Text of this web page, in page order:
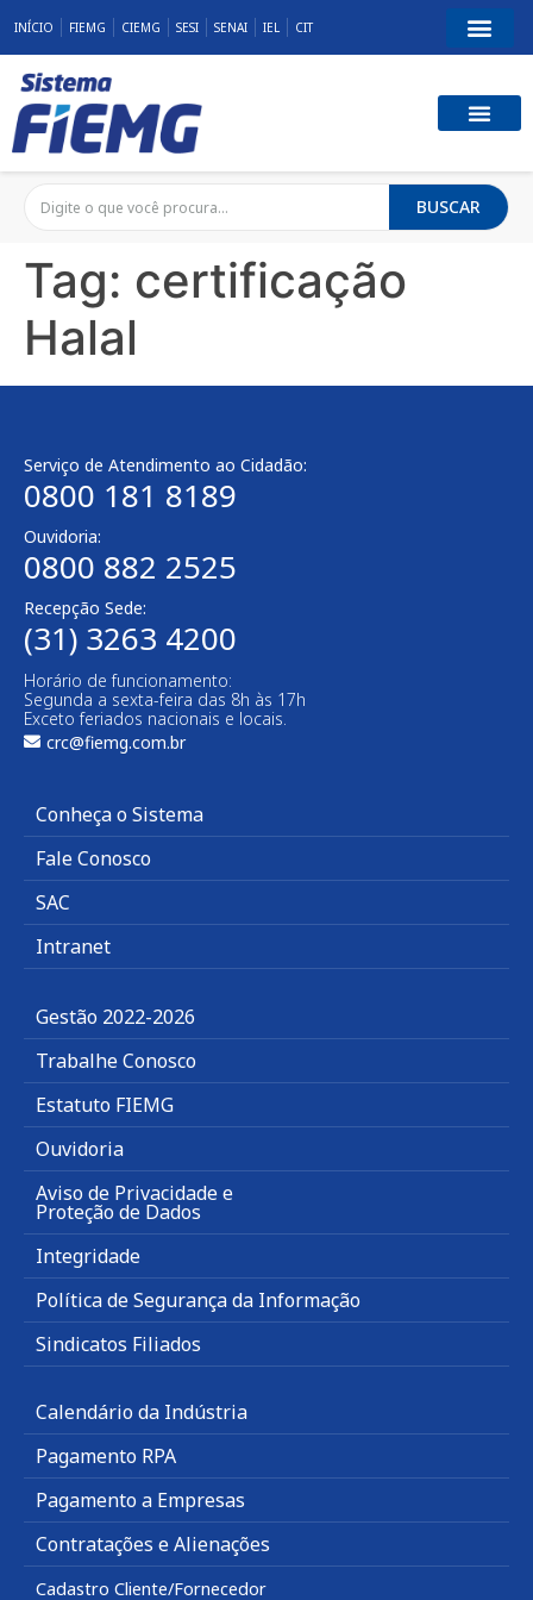
INÍCIO FIEMG CIEMG SESI SENAI IEL CIT
BUSCAR
Tag: certificação
Halal
Serviço de Atendimento ao Cidadão:
0800 181 8189
Ouvidoria:
0800 882 2525​
Recepção Sede:
(31) 3263 4200
Horário de funcionamento:
Segunda a sexta-feira das 8h às 17h
Exceto feriados nacionais e locais.
crc@fiemg.com.br
Conheça o Sistema
Fale Conosco
SAC
Intranet
Gestão 2022-2026
Trabalhe Conosco
Estatuto FIEMG
Ouvidoria
Aviso de Privacidade e
Proteção de Dados
Integridade
Política de Segurança da Informação
Sindicatos Filiados
Calendário da Indústria
Pagamento RPA
Pagamento a Empresas
Contratações e Alienações
Cadastro Cliente/Fornecedor